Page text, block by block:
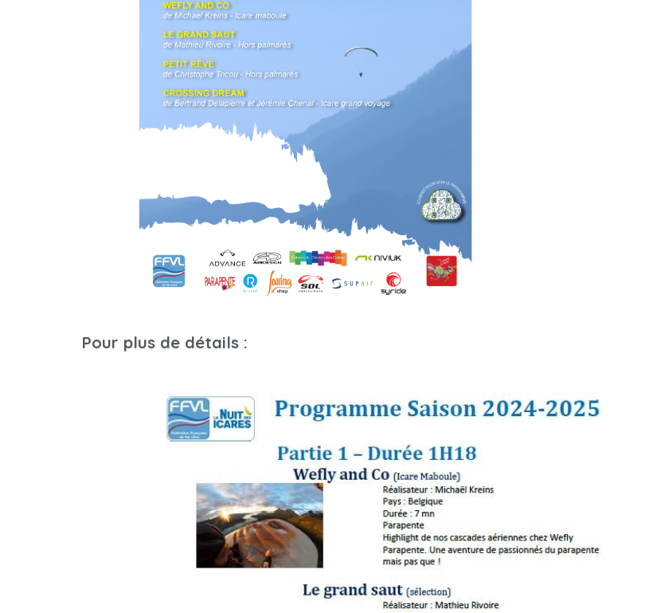
Pour plus de détails :